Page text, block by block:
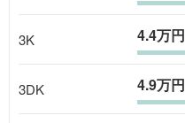
3K 4.4万円
3DK 4.9万円